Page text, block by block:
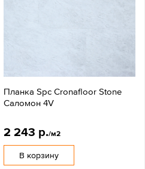
Планка Spc Cronafloor Stone
Саломон 4V
2 243 р./м2
В корзину